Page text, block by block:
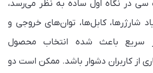
سی در نگاه اول ساده به نظر می‌رسد،
شارژرها، کابل‌ها، توان‌های خروجی و
سریع باعث شده انتخاب محصول
از کاربران دشوار باشد. ممکن است دو